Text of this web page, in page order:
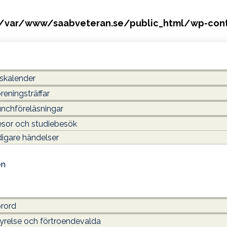
www/saabveteran.se/public_html/wp-
och studiebesök
händelser
och förtroendevalda